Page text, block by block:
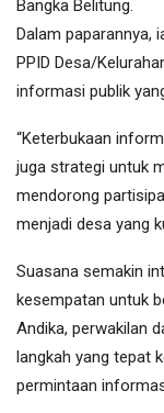
Bangka Belitung.
Dalam paparannya,
PPID Desa/
informasi publik
“Keterbukaan
juga strategi untuk
mendorong
menjadi desa yang
Suasana semakin
kesempatan untuk
Andika, perwakilan
langkah yang tepat
permintaan